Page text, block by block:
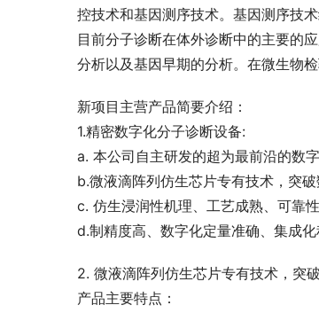
控技术和基因测序技术。基因测序技
目前分子诊断在体外诊断中的主要的
分析以及基因早期的分析。在微生物
新项目主营产品简要介绍：
1.精密数字化分子诊断设备:
a. 本公司自主研发的超为最前沿的数
b.微液滴阵列仿生芯片专有技术，突
c. 仿生浸润性机理、工艺成熟、可靠
d.制精度高、数字化定量准确、集成
2. 微液滴阵列仿生芯片专有技术，突
产品主要特点：